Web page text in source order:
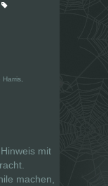
mit
machen,